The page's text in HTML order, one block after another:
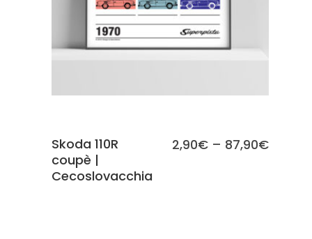
Skoda 110R
coupè |
Cecoslovacchia
2,90€ – 87,90€